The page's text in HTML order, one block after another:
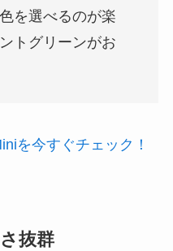
を選べるのが楽
トグリーンがお
を今すぐチェック！
抜群